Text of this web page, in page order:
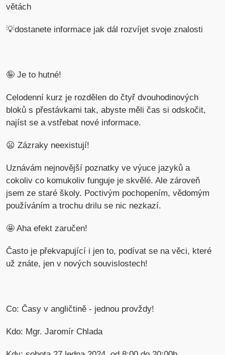
větách
💡dostanete informace jak dál rozvíjet svoje znalosti
🤪 Je to hutné!
Celodenní kurz je rozdělen do čtyř dvouhodinových
bloků s přestávkami tak, abyste měli čas si odskočit,
najíst se a vstřebat nové informace.
😦 Zázraky neexistují!
Uznávám nejnovější poznatky ve výuce jazyků a
cokoliv co komukoliv funguje je skvělé. Ale zároveň
jsem ze staré školy. Poctivým pochopením, vědomým
používáním a trochu drilu se nic nezkazí.
🤩 Aha efekt zaručen!
Často je překvapující i jen to, podívat se na věci, které
už znáte, jen v nových souvislostech!
Co: Časy v angličtině - jednou provždy!
Kdo: Mgr. Jaromír Chlada